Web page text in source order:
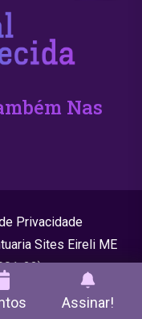
Nas
Privacidade
Sites Eireli ME
22)
Assinar!